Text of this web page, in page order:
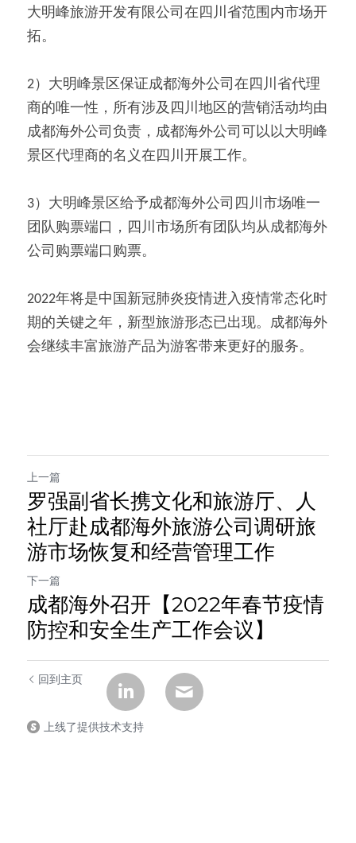
大明峰旅游开发有限公司在四川省范围内市场开
拓。
2）大明峰景区保证成都海外公司在四川省代理
商的唯一性，所有涉及四川地区的营销活动均由
成都海外公司负责，成都海外公司可以以大明峰
景区代理商的名义在四川开展工作。
3）大明峰景区给予成都海外公司四川市场唯一
团队购票端口，四川市场所有团队均从成都海外
公司购票端口购票。
2022年将是中国新冠肺炎疫情进入疫情常态化时
期的关键之年，新型旅游形态已出现。成都海外
会继续丰富旅游产品为游客带来更好的服务。
上一篇
罗强副省长携文化和旅游厅、人
社厅赴成都海外旅游公司调研旅
游市场恢复和经营管理工作
下一篇
成都海外召开【2022年春节疫情
防控和安全生产工作会议】
回到主页
上线了提供技术支持